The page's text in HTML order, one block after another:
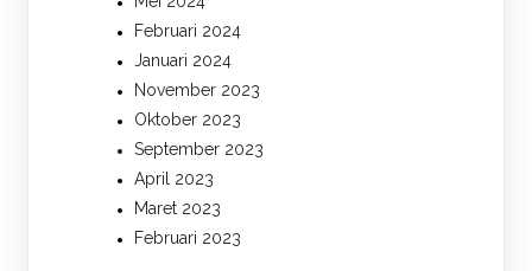
Februari 2024
Januari 2024
November 2023
Oktober 2023
September 2023
April 2023
Maret 2023
Februari 2023